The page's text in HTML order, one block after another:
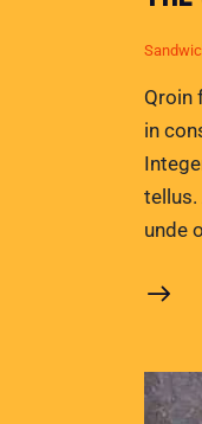
Qroin
in
tellus.
unde